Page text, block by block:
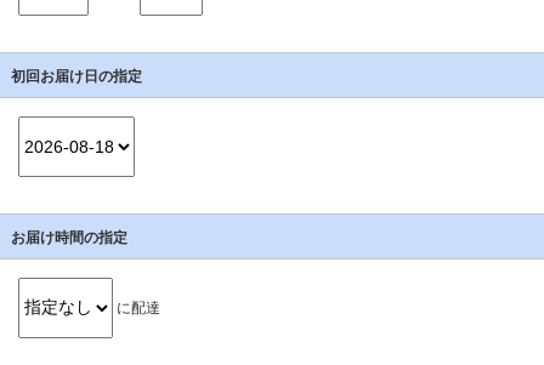
初回お届け日の指定
お届け時間の指定
に配達